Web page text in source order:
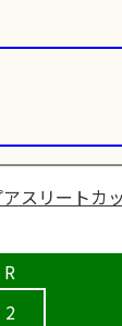
スリートカ
2